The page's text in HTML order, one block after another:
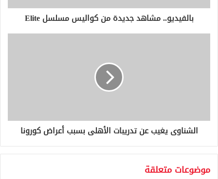
ر
ي
بالفيديو.. مشاهد جديدة من كواليس مسلسل Elite
الشناوى يغيب عن تدريبات الأهلى بسبب أعراض كورونا
موضوعات متعلقة